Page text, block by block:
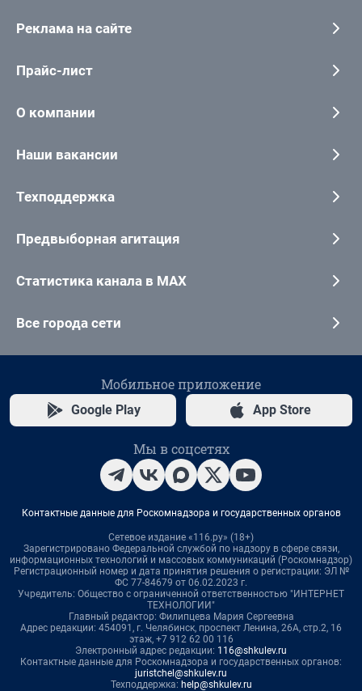
Реклама на сайте
Прайс-лист
О компании
Наши вакансии
Техподдержка
Предвыборная агитация
Статистика канала в MAX
Все города сети
Мобильное приложение
Google Play App Store
Мы в соцсетях
Контактные данные для Роскомнадзора и государственных органов
Сетевое издание «116.ру» (18+)
Зарегистрировано Федеральной службой по надзору в сфере связи,
информационных технологий и массовых коммуникаций (Роскомнадзор)
Регистрационный номер и дата принятия решения о регистрации: ЭЛ №
ФС 77-84679 от 06.02.2023 г.
Учредитель: Общество с ограниченной ответственностью "ИНТЕРНЕТ
ТЕХНОЛОГИИ"
Главный редактор: Филипцева Мария Сергеевна
Адрес редакции: 454091, г. Челябинск, проспект Ленина, 26А, стр.2, 16
этаж, +7 912 62 00 116
Электронный адрес редакции: 116@shkulev.ru
Контактные данные для Роскомнадзора и государственных органов:
juristchel@shkulev.ru
Техподдержка: help@shkulev.ru